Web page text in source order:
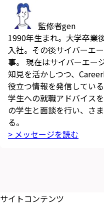
監修者gen
1990年生まれ。大学卒業
入社。その後サイバーエ
事。 現在はサイバーエー
知見を活かしつつ、
役立つ情報を発信してい
学生への就職アドバイス
の学生と面談を行い、さ
る。
> メッセージを読む
サイトコンテンツ